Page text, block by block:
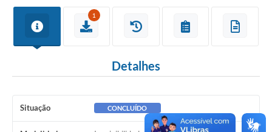
1
Detalhes
Situação CONCLUÍDO